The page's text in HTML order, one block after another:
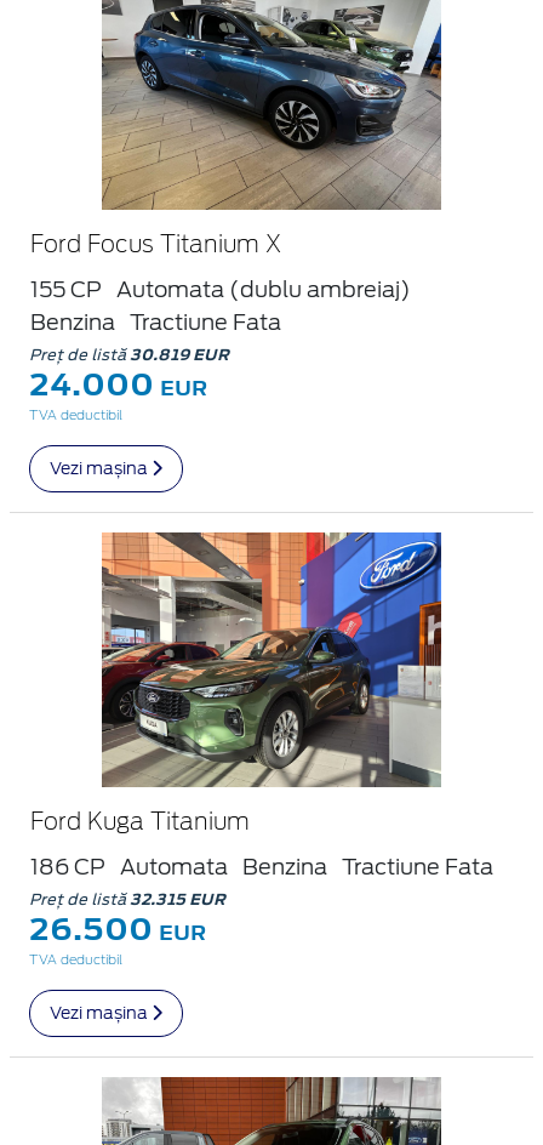
Ford Focus Titanium X
155 CP
Automata (dublu ambreiaj)
Benzina Tractiune Fata
Preț de listă30.819 EUR
24.000 EUR
TVA deductibil
Vezi mașina
Ford Kuga Titanium
186 CP Automata Benzina Tractiune Fata
Preț de listă32.315 EUR
26.500 EUR
TVA deductibil
Vezi mașina